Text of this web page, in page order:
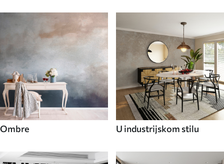
Ombre U industrijskom stilu